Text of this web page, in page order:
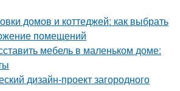
домов и коттеджей: как выбрать
помещений
мебель в маленьком доме:
дизайн-проект загородного